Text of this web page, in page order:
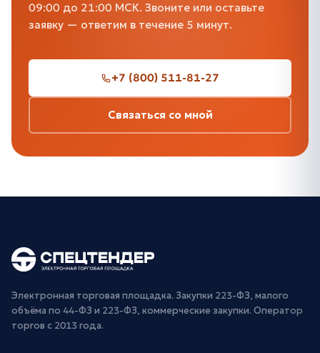
09:00 до 21:00 МСК. Звоните или оставьте
заявку — ответим в течение 5 минут.
+7 (800) 511-81-27
Связаться со мной
Электронная торговая площадка. Закупки 223-ФЗ, малого
объёма по 44-ФЗ и 223-ФЗ, коммерческие закупки. Оператор
торгов с 2013 года.